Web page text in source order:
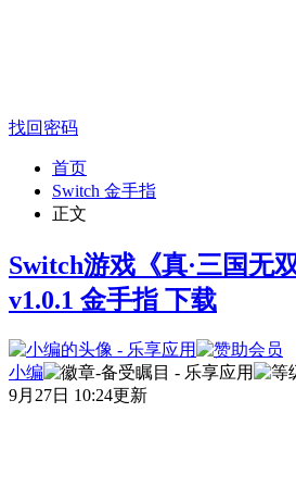
找回密码
首页
Switch 金手指
正文
Switch游戏《真·三国无
v1.0.1 金手指 下载
小编
9月27日 10:24更新